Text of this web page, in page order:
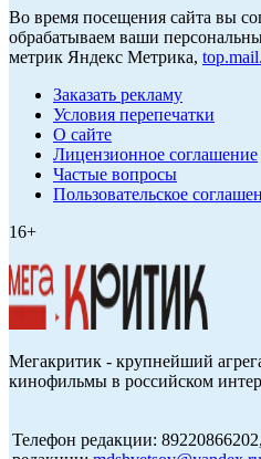
Во время посещения сайта вы
обрабатываем ваши
метрик Яндекс Метрика,
Заказать рекламу
Условия перепечатки
О сайте
Лицензионное соглашение
Частые вопросы
Пользовательское
16+
Мегакритик - крупнейший
кинофильмы в российском
Телефон редакции: